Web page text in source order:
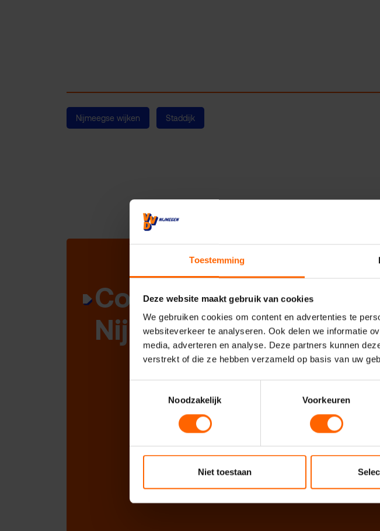
Toestemming
Deze website maakt gebruik van cookies
We gebruiken cookies om content en advertenties te
websiteverkeer te analyseren. Ook delen we informatie
media, adverteren en analyse. Deze partners kunnen
verstrekt of die ze hebben verzameld op basis van uw
Noodzakelijk
Voorkeuren
Niet toestaan
Nijmeegse wijken Staddijk
Contact met VVD
Nijmegen